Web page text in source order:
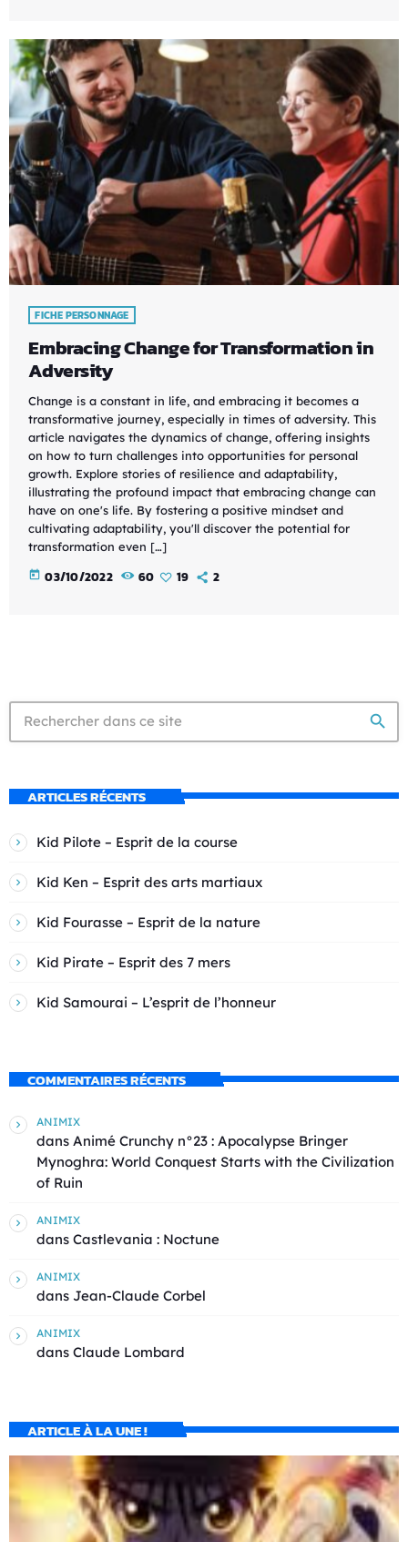
FICHE PERSONNAGE
Embracing Change for Transformation in
Adversity
Change is a constant in life, and embracing it becomes a
transformative journey, especially in times of adversity. This
article navigates the dynamics of change, offering insights
on how to turn challenges into opportunities for personal
growth. Explore stories of resilience and adaptability,
illustrating the profound impact that embracing change can
have on one's life. By fostering a positive mindset and
cultivating adaptability, you'll discover the potential for
transformation even […]
today 03/10/2022 60 19 2
search
ARTICLES RÉCENTS
Kid Pilote – Esprit de la course
Kid Ken – Esprit des arts martiaux
Kid Fourasse – Esprit de la nature
Kid Pirate – Esprit des 7 mers
Kid Samourai – L’esprit de l’honneur
COMMENTAIRES RÉCENTS
ANIMIX
dans Animé Crunchy n°23 : Apocalypse Bringer
Mynoghra: World Conquest Starts with the Civilization
of Ruin
ANIMIX
dans Castlevania : Noctune
ANIMIX
dans Jean-Claude Corbel
ANIMIX
dans Claude Lombard
ARTICLE À LA UNE !